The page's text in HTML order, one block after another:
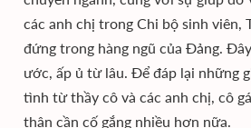
các anh chị trong Chi bộ sinh viên,
đứng trong hàng ngũ của Đảng.
ước, ấp ủ từ lâu. Để đáp lại những
tình từ thầy cô và các anh chị, cô
thân cần cố gắng nhiều hơn nữa.